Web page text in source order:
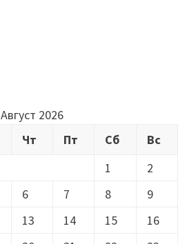
Август 2026
Чт Пт Сб
Вс
1
2
6 7 8
9
13 14 15
16